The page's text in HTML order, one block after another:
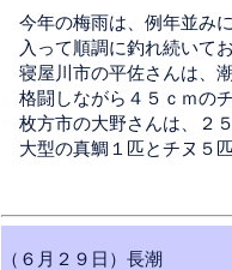
今年の梅雨は、例年並み
入って順調に釣れ続いて
寝屋川市の平佐さんは、
格闘しながら４５ｃｍの
枚方市の大野さんは、２
大型の真鯛１匹とチヌ５
（６月２９日）長潮